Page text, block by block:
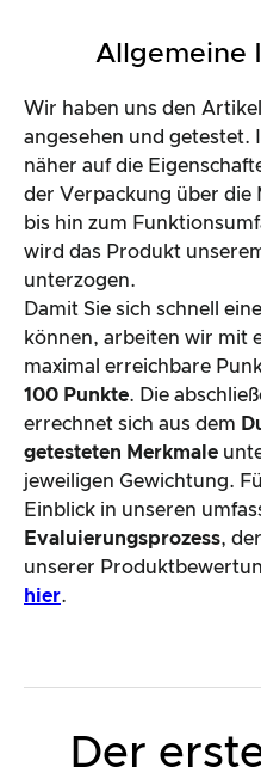
Allgemeine
Wir haben uns den Artikel
angesehen und getestet.
näher auf die
der Verpackung über die
bis hin zum
wird das Produkt
unterzogen.
Damit Sie sich schnell
können, arbeiten wir mit
maximal erreichbare
100 Punkte. Die
errechnet sich aus dem
getesteten Merkmale
jeweiligen Gewichtung.
Einblick in unseren
Evaluierungsprozess,
unserer
hier.
Der